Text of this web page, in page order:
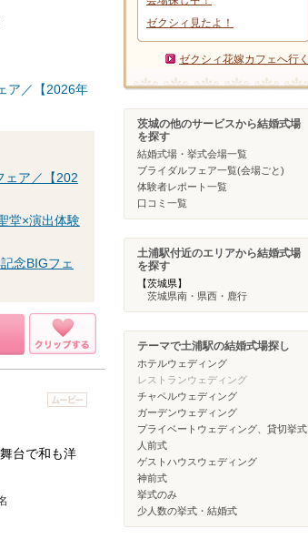
ア／【2026年
ェア／【202
堂×演出体験
念BIGフェ
台で和も洋
ゼクシィ見たよ！
ゼクシィ花嫁カフェへ行く
茨城の他のサービスから結婚式場
を探す
結婚式場・挙式会場一覧
ブライダルフェア一覧(会場ごと)
体験者レポート一覧
口コミ一覧
土浦駅付近のエリアから結婚式場
を探す
【茨城県】
茨城県南・県西・鹿行
テーマで土浦駅の結婚式場探し
ホテルウェディング
レストランウェディング
チャペルウェディング
ガーデンウェディング
プライベートウェディング、貸切挙式
人前式
ゲストハウスウェディング
神前式
挙式のみ
少人数の挙式・結婚式